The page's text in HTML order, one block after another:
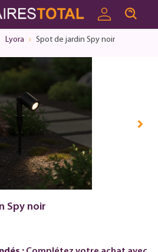
Lyora Spot de jardin Spy noir
Spy noir